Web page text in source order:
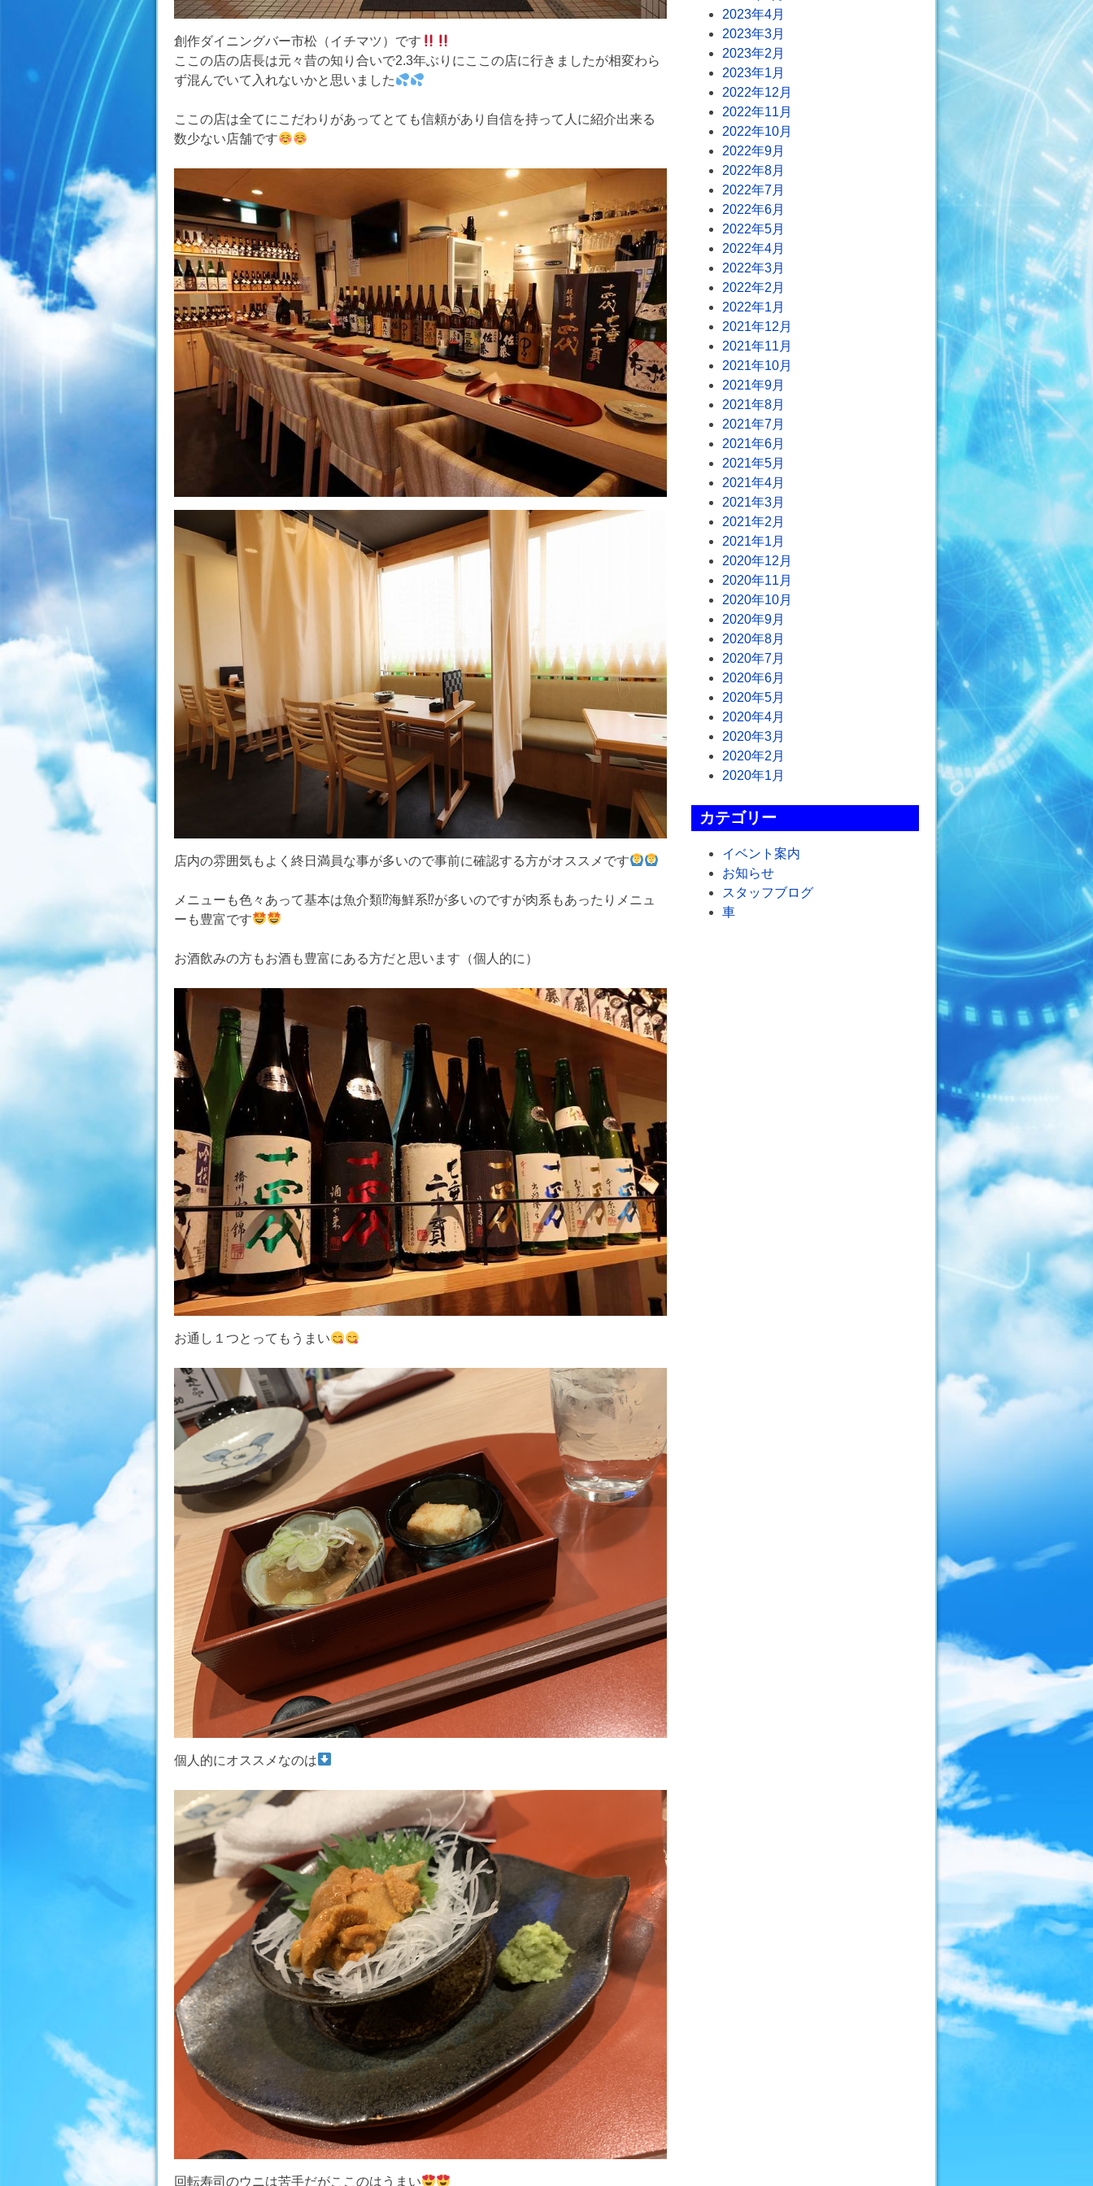
創作ダイニングバー市松（イチマツ）です
ここの店の店長は元々昔の知り合いで2.3年ぶりにここの店に行きましたが相変わら
ず混んでいて入れないかと思いました
ここの店は全てにこだわりがあってとても信頼があり自信を持って人に紹介出来る
数少ない店舗です
店内の雰囲気もよく終日満員な事が多いので事前に確認する方がオススメです
メニューも色々あって基本は魚介類⁉︎海鮮系⁉︎が多いのですが肉系もあったりメニュ
ーも豊富です
お酒飲みの方もお酒も豊富にある方だと思います（個人的に）
お通し１つとってもうまい
個人的にオススメなのは
回転寿司のウニは苦手だがここのはうまい
2023年4月
2023年3月
2023年2月
2023年1月
2022年12月
2022年11月
2022年10月
2022年9月
2022年8月
2022年7月
2022年6月
2022年5月
2022年4月
2022年3月
2022年2月
2022年1月
2021年12月
2021年11月
2021年10月
2021年9月
2021年8月
2021年7月
2021年6月
2021年5月
2021年4月
2021年3月
2021年2月
2021年1月
2020年12月
2020年11月
2020年10月
2020年9月
2020年8月
2020年7月
2020年6月
2020年5月
2020年4月
2020年3月
2020年2月
2020年1月
カテゴリー
イベント案内
お知らせ
スタッフブログ
車